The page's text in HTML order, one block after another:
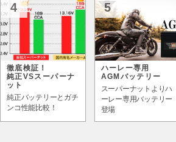
4
徹底検証！
純正VSスーパーナ
ット
純正バッテリーとガチ
ンコ性能比較！
5
ハーレー専用
AGMバッテリー
スーパーナットよりハ
ーレー専用バッテリー
登場